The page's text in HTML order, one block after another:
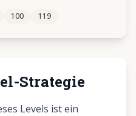
77
100 119
Strategie
Levels ist ein